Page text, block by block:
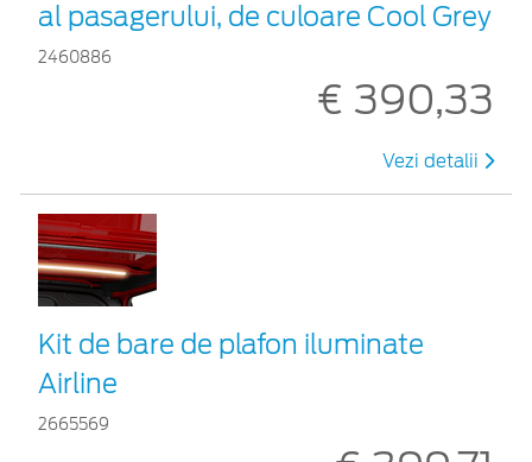
al pasagerului, de culoare Cool Grey
2460886
€ 390,33
Vezi detalii
Kit de bare de plafon iluminate
Airline
2665569